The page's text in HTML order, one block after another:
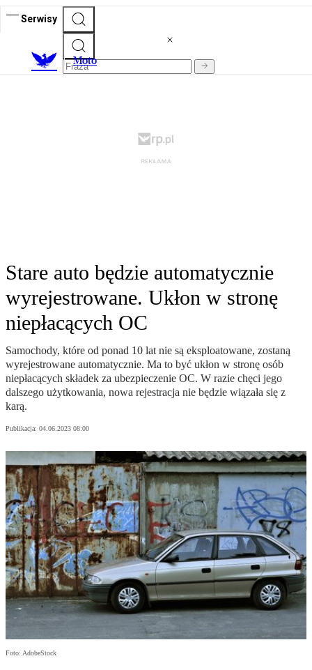
Serwisy
Moto
Stare auto będzie automatycznie
wyrejestrowane. Ukłon w stronę
niepłacących OC
Samochody, które od ponad 10 lat nie są eksploatowane, zostaną
wyrejestrowane automatycznie. Ma to być ukłon w stronę osób
niepłacących składek za ubezpieczenie OC. W razie chęci jego
dalszego użytkowania, nowa rejestracja nie będzie wiązała się z
karą.
Publikacja: 04.06.2023 08:00
Foto: AdobeStock